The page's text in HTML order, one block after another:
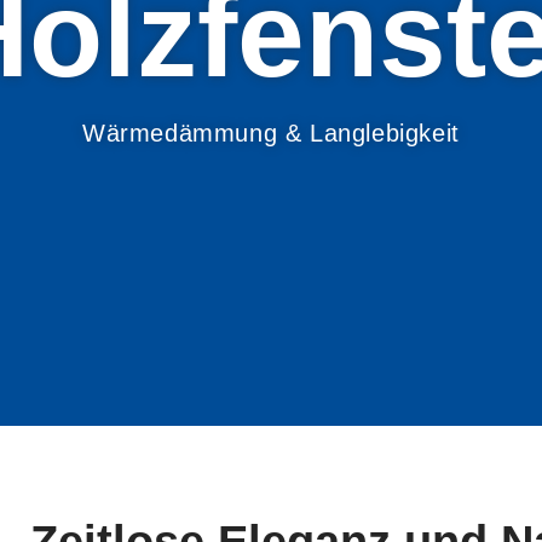
Wärmedämmung & Langlebigkeit